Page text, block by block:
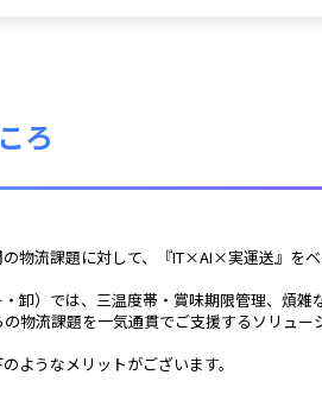
ろ
物流課題に対して、『IT×AI×実運送』を
卸）では、三温度帯・賞味期限管理、煩雑
物流課題を一気通貫でご支援するソリュー
ようなメリットがございます。